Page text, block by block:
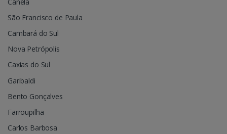
São Francisco de Paula
Cambará do Sul
Nova Petrópolis
Caxias do Sul
Garibaldi
Bento Gonçalves
Farroupilha
Carlos Barbosa